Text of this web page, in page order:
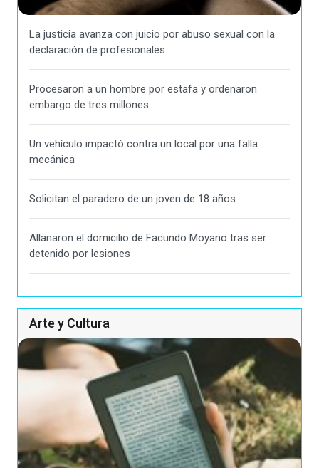
La justicia avanza con juicio por abuso sexual con la
declaración de profesionales
Procesaron a un hombre por estafa y ordenaron
embargo de tres millones
Un vehículo impactó contra un local por una falla
mecánica
Solicitan el paradero de un joven de 18 años
Allanaron el domicilio de Facundo Moyano tras ser
detenido por lesiones
Arte y Cultura